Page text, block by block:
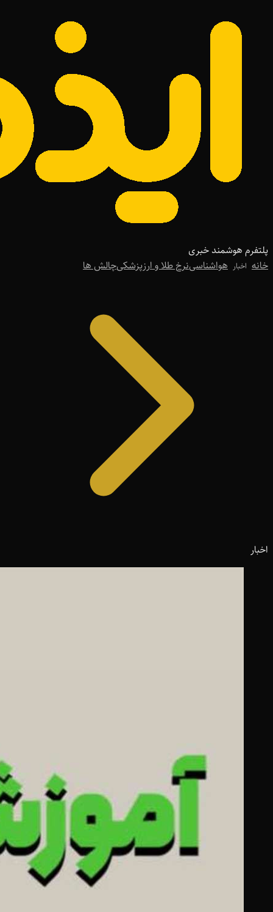
پلتفرم هوشمند خبری
خانه اخبار هواشناسینرخ طلا و ارزپزشکیچالش ها
اخبار